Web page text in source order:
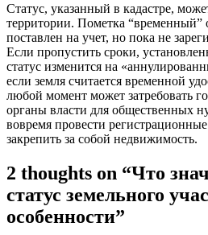
Статус, указанный в кадастре,
территории. Пометка “временный”
поставлен на учет, но пока не
Если пропустить сроки,
статус изменится на
если земля считается временной
любой момент может затребовать
органы власти для общественных
вовремя провести
закрепить за собой недвижимость.
2 thoughts on “Что
статус земельного
особенности”